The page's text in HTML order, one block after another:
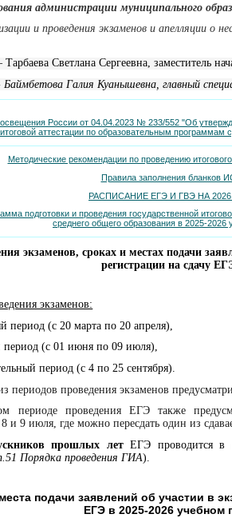
администрации муниципального
и проведения экзаменов и апелляции о
Светлана Сергеевна, заместитель
Галия Куанышевна, главный
России от 04.04.2023 № 233/552 "Об
итоговой аттестации по образовательным программам
Методические рекомендации по проведению
Правила заполнения бланков
РАСПИСАНИЕ ЕГЭ И ГВЭ НА
подготовки и проведения государственной
среднего общего образования в 2025-2026
экзаменов, сроках и местах подачи
регистрации на сдачу
экзаменов:
период (с 20 марта по 20 апреля),
период (с 01 июня по 09 июля),
период (с 4 по 25 сентября).
периодов проведения экзаменов
периоде проведения ЕГЭ также
и 9 июля, где можно пересдать один из
прошлых летЕГЭ проводится в
Порядка проведения ГИА).
подачи заявлений об участии в
ЕГЭв 2025-2026 учебном